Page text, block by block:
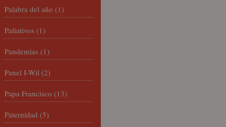
Palabra del año (1)
Paliativos (1)
Pandemias (1)
Panel I-Wil (2)
Papa Francisco (13)
Paternidad (5)